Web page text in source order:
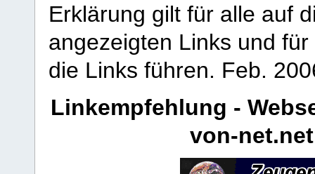
Erklärung gilt für alle auf
angezeigten Links und
die Links führen. Feb.
Linkempfehlung -
von-net.net